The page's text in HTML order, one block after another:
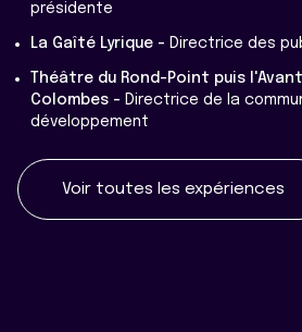
présidente
La Gaîté Lyrique - Directrice des
Théâtre du Rond-Point puis
Colombes - Directrice de la
développement
Voir toutes les expériences